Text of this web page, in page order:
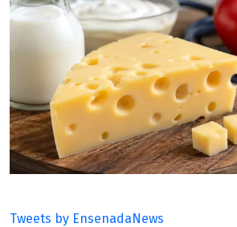
Tweets by EnsenadaNews